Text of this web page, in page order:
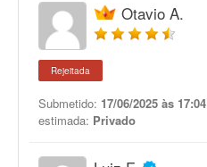
Otavio A.
Rejeitada
Submetido: 17/06/2025 às 17:04
estimada: Privado